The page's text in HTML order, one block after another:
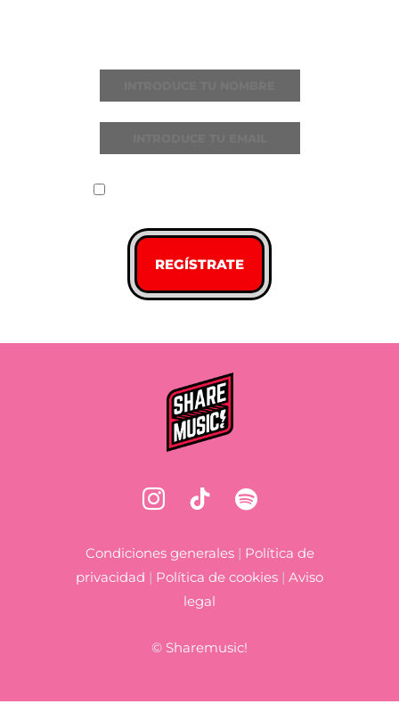
Condiciones generales| Política de
privacidad | Política de cookies | Aviso
legal
© Sharemusic!